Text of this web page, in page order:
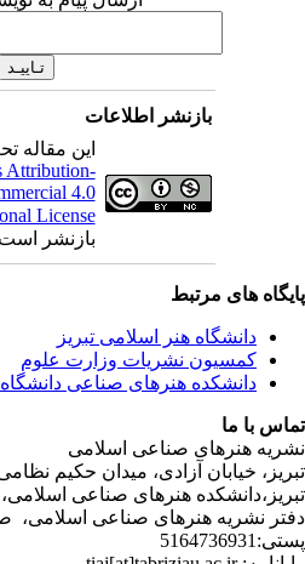
بازنشر اطلاعات
این مقاله تحت
Attribution-
NonCommercial 4.0
International License
بازنشر است.
مرتبط
هنر اسلامی تبریز
نشریات وزارت علوم
هنرهای صناعی دانشگاه هنر
صناعی اسلامی
آزادی، میدان حکیم نظامی،
هنرهای صناعی اسلامی،